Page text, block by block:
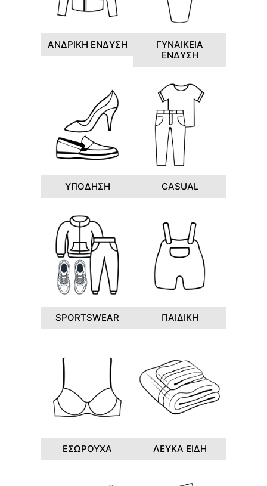
ΑΝΔΡΙΚΗ ΕΝΔΥΣΗ
ΓΥΝΑΙΚΕΙΑ
ΕΝΔΥΣΗ
ΥΠΟΔΗΣΗ CASUAL
SPORTSWEAR ΠΑΙΔΙΚΗ
ΕΣΩΡΟΥΧΑ ΛΕΥΚΑ ΕΙΔΗ